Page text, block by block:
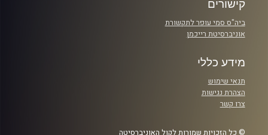
קישורים
ביה"ס סמי עופר לתקשורת
אוניברסיטת רייכמן
מידע כללי
תנאי שימוש
הצהרת נגישות
צרו קשר
© כל הזכויות שמורות לקול האוניברסיטה